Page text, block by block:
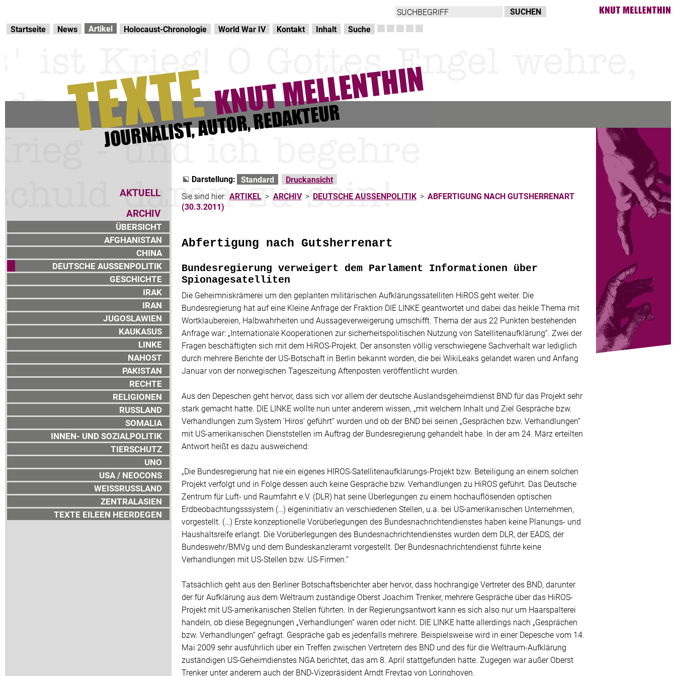
Startseite
News Artikel Holocaust-Chronologie World War IV Kontakt Inhalt Suche
AKTUELL
ARCHIV
ÜBERSICHT
AFGHANISTAN
CHINA
DEUTSCHE AUSSENPOLITIK
GESCHICHTE
IRAK
IRAN
JUGOSLAWIEN
KAUKASUS
LINKE
NAHOST
PAKISTAN
RECHTE
RELIGIONEN
RUSSLAND
SOMALIA
INNEN- UND SOZIALPOLITIK
TIERSCHUTZ
UNO
USA / NEOCONS
WEISSRUSSLAND
ZENTRALASIEN
TEXTE EILEEN HEERDEGEN
Darstellung: Standard
Druckansicht
Sie sind hier: ARTIKEL > ARCHIV > DEUTSCHE AUSSENPOLITIK > ABFERTIGUNG NACH GUTSHERRENART
(30.3.2011)
Abfertigung nach Gutsherrenart
Bundesregierung verweigert dem Parlament Informationen über
Spionagesatelliten
Die Geheimniskrämerei um den geplanten militärischen Aufklärungssatelliten HiROS geht weiter. Die
Bundesregierung hat auf eine Kleine Anfrage der Fraktion DIE LINKE geantwortet und dabei das heikle Thema mit
Wortklaubereien, Halbwahrheiten und Aussageverweigerung umschifft. Thema der aus 22 Punkten bestehenden
Anfrage war: „Internationale Kooperationen zur sicherheitspolitischen Nutzung von Satellitenaufklärung“. Zwei der
Fragen beschäftigten sich mit dem HiROS-Projekt. Der ansonsten völlig verschwiegene Sachverhalt war lediglich
durch mehrere Berichte der US-Botschaft in Berlin bekannt worden, die bei WikiLeaks gelandet waren und Anfang
Januar von der norwegischen Tageszeitung Aftenposten veröffentlicht wurden.
Aus den Depeschen geht hervor, dass sich vor allem der deutsche Auslandsgeheimdienst BND für das Projekt sehr
stark gemacht hatte. DIE LINKE wollte nun unter anderem wissen, „mit welchem Inhalt und Ziel Gespräche bzw.
Verhandlungen zum System 'Hiros' geführt“ wurden und ob der BND bei seinen „Gesprächen bzw. Verhandlungen“
mit US-amerikanischen Dienststellen im Auftrag der Bundesregierung gehandelt habe. In der am 24. März erteilten
Antwort heißt es dazu ausweichend:
„Die Bundesregierung hat nie ein eigenes HIROS-Satellitenaufklärungs-Projekt bzw. Beteiligung an einem solchen
Projekt verfolgt und in Folge dessen auch keine Gespräche bzw. Verhandlungen zu HiROS geführt. Das Deutsche
Zentrum für Luft- und Raumfahrt e.V. (DLR) hat seine Überlegungen zu einem hochauflösenden optischen
Erdbeobachtungsssystem (…) eigeninitiativ an verschiedenen Stellen, u.a. bei US-amerikanischen Unternehmen,
vorgestellt. (…) Erste konzeptionelle Vorüberlegungen des Bundesnachrichtendienstes haben keine Planungs- und
Haushaltsreife erlangt. Die Vorüberlegungen des Bundesnachrichtendienstes wurden dem DLR, der EADS, der
Bundeswehr/BMVg und dem Bundeskanzleramt vorgestellt. Der Bundesnachrichtendienst führte keine
Verhandlungen mit US-Stellen bzw. US-Firmen.“
Tatsächlich geht aus den Berliner Botschaftsberichter aber hervor, dass hochrangige Vertreter des BND, darunter
der für Aufklärung aus dem Weltraum zuständige Oberst Joachim Trenker, mehrere Gespräche über das HiROS-
Projekt mit US-amerikanischen Stellen führten. In der Regierungsantwort kann es sich also nur um Haarspalterei
handeln, ob diese Begegnungen „Verhandlungen“ waren oder nicht. DIE LINKE hatte allerdings nach „Gesprächen
bzw. Verhandlungen“ gefragt. Gespräche gab es jedenfalls mehrere. Beispielsweise wird in einer Depesche vom 14.
Mai 2009 sehr ausführlich über ein Treffen zwischen Vertretern des BND und des für die Weltraum-Aufklärung
zuständigen US-Geheimdienstes NGA berichtet, das am 8. April stattgefunden hatte. Zugegen war außer Oberst
Trenker unter anderem auch der BND-Vizepräsident Arndt Freytag von Loringhoven.